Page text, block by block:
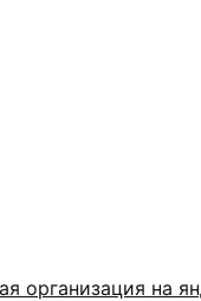
организация на